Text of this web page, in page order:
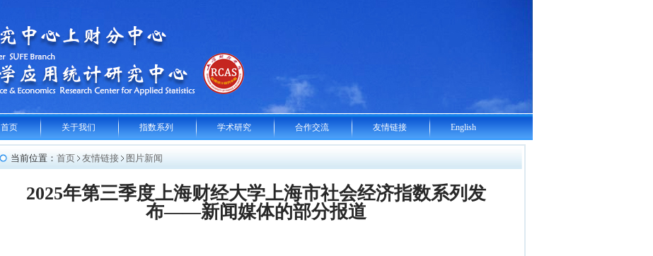
首页 关于我们 指数系列 学术研究 合作交流 友情链接 English
当前位置： 首页 友情链接 图片新闻
2025年第三季度上海财经大学上海市社会经济指数系列发
布——新闻媒体的部分报道